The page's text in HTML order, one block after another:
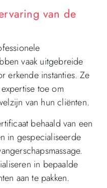
van de
vaak uitgebreide
erkende instanties. Ze
toe om
van hun cliënten.
behaald van een
in gespecialiseerde
in bepaalde
aan te pakken.